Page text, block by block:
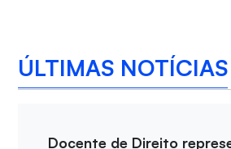
ÚLTIMAS NOTÍCIAS
Docente de Direito